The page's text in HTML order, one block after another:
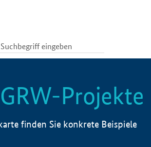
Projekte
finden Sie konkrete Beispiele